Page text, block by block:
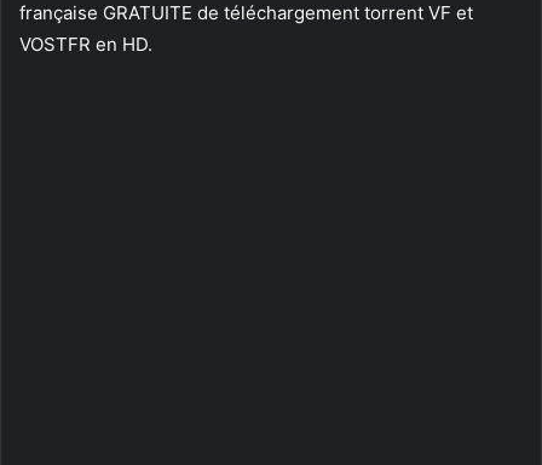
française GRATUITE de téléchargement torrent VF et
VOSTFR en HD.